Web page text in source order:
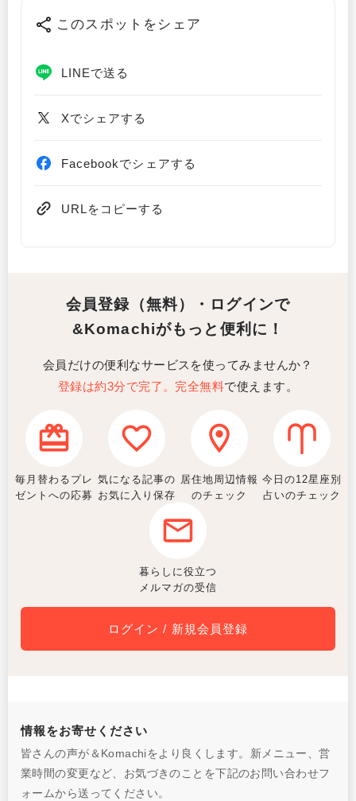
このスポットをシェア
LINEで送る
Xでシェアする
Facebookでシェアする
URLをコピーする
会員登録（無料）・ログインで
&Komachiがもっと便利に！
会員だけの便利なサービスを使ってみませんか？
登録は約3分で完了。完全無料で使えます。
毎月替わるプレ
ゼントへの応募
気になる記事の
お気に入り保存
居住地周辺情報
のチェック
今日の12星座別
占いのチェック
暮らしに役立つ
メルマガの受信
ログイン / 新規会員登録
情報をお寄せください
皆さんの声が＆Komachiをより良くします。新メニュー、営
業時間の変更など、お気づきのことを下記のお問い合わせフ
ォームから送ってください。